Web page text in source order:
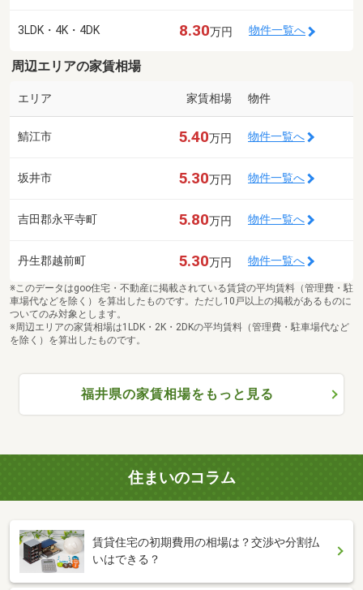
3LDK・4K・4DK 8.30万円 物件一覧へ
周辺エリアの家賃相場
エリア 家賃相場 物件
鯖江市 5.40万円 物件一覧へ
坂井市 5.30万円 物件一覧へ
吉田郡永平寺町 5.80万円 物件一覧へ
丹生郡越前町 5.30万円 物件一覧へ
※このデータはgoo住宅・不動産に掲載されている賃貸の平均賃料（管理費・駐
車場代などを除く）を算出したものです。ただし10戸以上の掲載があるものに
ついてのみ対象とします。
※周辺エリアの家賃相場は1LDK・2K・2DKの平均賃料（管理費・駐車場代など
を除く）を算出したものです。
福井県の家賃相場をもっと見る
住まいのコラム
賃貸住宅の初期費用の相場は？交渉や分割払
いはできる？